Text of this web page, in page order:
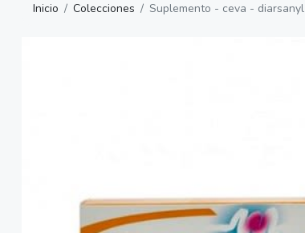
Inicio Colecciones Suplemento - ceva - diarsanyl